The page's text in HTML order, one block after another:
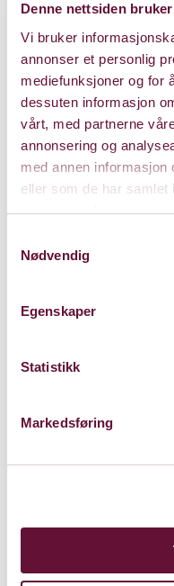
Denne nettsiden
Vi bruker
annonser et personlig
mediefunksjoner og for
dessuten informasjon
vårt, med partnerne
annonsering og
med annen informasjon
eller som de har samlet
tjenestene deres.
Nødvendig
Egenskaper
Statistikk
Markedsføring
Torsdag 11.
Kl. 19:00
Store Sal